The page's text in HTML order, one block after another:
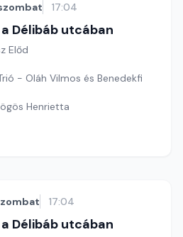
17:04
Délibáb utcában
Előd
- Oláh Vilmos és Benedekfi
Henrietta
17:04
Délibáb utcában